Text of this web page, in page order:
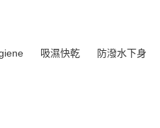
吸濕快乾 防潑水下身